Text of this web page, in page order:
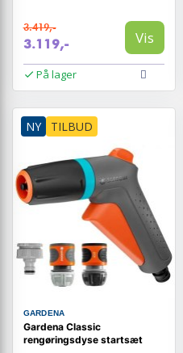
3.419,-
3.119,- Vis
På lager
NY TILBUD
GARDENA
Gardena Classic
rengøringsdyse startsæt